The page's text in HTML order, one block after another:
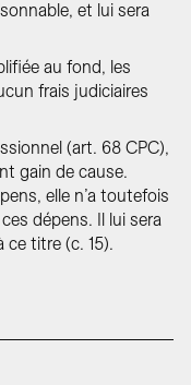
et lui sera
au fond, les
frais judiciaires
(art. 68 CPC),
gain de cause.
elle n’a toutefois
dépens. Il lui sera
ce titre (c. 15).